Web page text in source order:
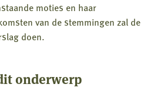
moties en haar
van de stemmingen zal de
doen.
onderwerp